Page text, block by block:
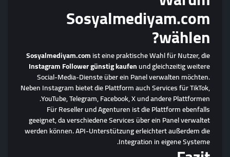
Sosyalmediyam.com
wählen?
Sosyalmediyam.comist eine praktische Wahl für Nutzer, die
Instagram Follower günstig kaufenund gleichzeitig weitere
Social-Media-Dienste über ein Panel verwalten möchten.
Neben Instagram bietet die Plattform auch Services für TikTok,
YouTube, Telegram, Facebook, X und andere Plattformen.
Für Reseller und Agenturen ist die Plattform ebenfalls
geeignet, da verschiedene Services über ein Panel verwaltet
werden können. API-Unterstützung erleichtert außerdem die
Integration in eigene Systeme.